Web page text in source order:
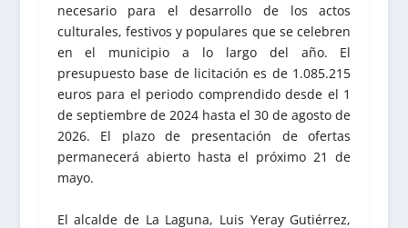
necesario para el desarrollo de los actos
culturales, festivos y populares que se celebren
en el municipio a lo largo del año. El
presupuesto base de licitación es de 1.085.215
euros para el periodo comprendido desde el 1
de septiembre de 2024 hasta el 30 de agosto de
2026. El plazo de presentación de ofertas
permanecerá abierto hasta el próximo 21 de
mayo.
El alcalde de La Laguna, Luis Yeray Gutiérrez,